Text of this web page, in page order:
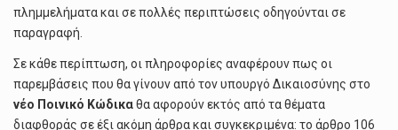
πλημμελήματα και σε πολλές περιπτώσεις οδηγούνται σε
παραγραφή.
Σε κάθε περίπτωση, οι πληροφορίες αναφέρουν πως οι
παρεμβάσεις που θα γίνουν από τον υπουργό Δικαιοσύνης στο
νέο Ποινικό Κώδικαθα αφορούν εκτός από τα θέματα
διαφθοράς σε έξι ακόμη άρθρα και συγκεκριμένα: το άρθρο 106